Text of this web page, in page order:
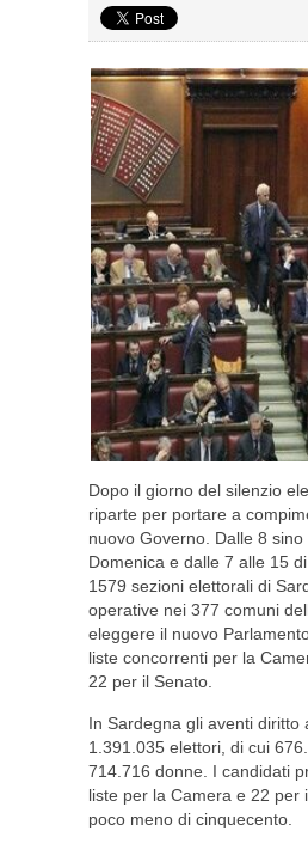
Dopo il giorno del silenzio
riparte per portare a
nuovo Governo. Dalle 8
Domenica e dalle 7 alle 15
1579 sezioni elettorali di
operative nei 377 comuni
eleggere il nuovo
liste concorrenti per la
22 per il Senato.
In Sardegna gli aventi
1.391.035 elettori, di cui
714.716 donne. I candidati
liste per la Camera e 22 per
poco meno di cinquecento.